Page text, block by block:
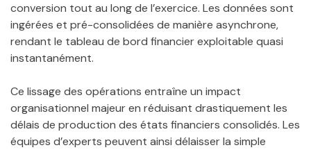
conversion tout au long de l’exercice. Les données sont
ingérées et pré-consolidées de manière asynchrone,
rendant le tableau de bord financier exploitable quasi
instantanément.
Ce lissage des opérations entraîne un impact
organisationnel majeur en réduisant drastiquement les
délais de production des états financiers consolidés. Les
équipes d’experts peuvent ainsi délaisser la simple